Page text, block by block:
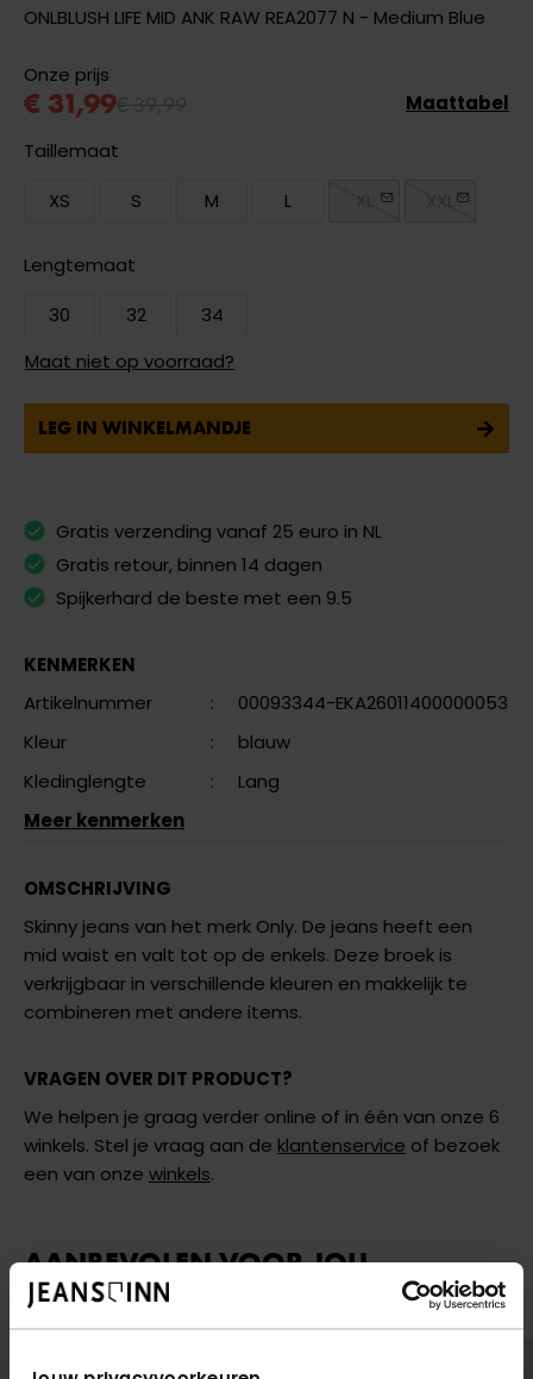
ONLBLUSH LIFE MID ANK RAW REA2077 N - Medium Blue
Onze prijs
€ 31,99
Taillemaat
XS
S M L
Lengtemaat
30
32
34
Maat niet op voorraad?
Maattabel
LEG IN WINKELMANDJE
Gratis verzending vanaf 25 euro in NL
Gratis retour, binnen 14 dagen
Spijkerhard de beste met een 9.5
KENMERKEN
Artikelnummer
:
00093344-EKA26011400000053
Kleur
:
blauw
Kledinglengte
:
Lang
Meer kenmerken
OMSCHRIJVING
Skinny jeans van het merk Only. De jeans heeft een
mid waist en valt tot op de enkels. Deze broek is
verkrijgbaar in verschillende kleuren en makkelijk te
combineren met andere items.
VRAGEN OVER DIT PRODUCT?
We helpen je graag verder online of in één van onze 6
winkels. Stel je vraag aan de klantenservice of bezoek
een van onze winkels.
AANBEVOLEN VOOR JOU
Shop hier de meest recente jeans van Only